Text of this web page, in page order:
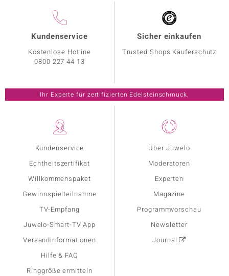
Kundenservice
Echtheitszertifikat
Willkommenspaket
Gewinnspielteilnahme
TV-Empfang
Juwelo-Smart-TV App
Versandinformationen
Hilfe & FAQ
Ringgröße ermitteln
Über Juwelo
Moderatoren
Experten
Magazine
Programmvorschau
Newsletter
Journal
Kundenservice
Kostenlose Hotline
0800 227 44 13
Sicher einkaufen
Trusted Shops Käuferschutz
Ihr Experte für zertifizierten Edelsteinschmuck.